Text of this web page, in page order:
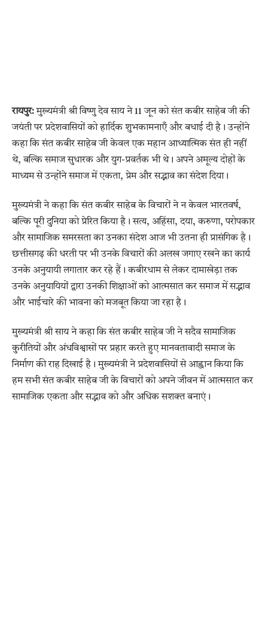
रायपुर:मुख्यमंत्री श्री विष्णु देव साय ने 11 जून को संत कबीर साहेब जी की
जयंती पर प्रदेशवासियों को हार्दिक शुभकामनाएँ और बधाई दी है। उन्होंने
कहा कि संत कबीर साहेब जी केवल एक महान आध्यात्मिक संत ही नहीं
थे, बल्कि समाज सुधारक और युग-प्रवर्तक भी थे। अपने अमूल्य दोहों के
माध्यम से उन्होंने समाज में एकता, प्रेम और सद्भाव का संदेश दिया।
मुख्यमंत्री ने कहा कि संत कबीर साहेब के विचारों ने न केवल भारतवर्ष,
बल्कि पूरी दुनिया को प्रेरित किया है। सत्य, अहिंसा, दया, करुणा, परोपकार
और सामाजिक समरसता का उनका संदेश आज भी उतना ही प्रासंगिक है।
छत्तीसगढ़ की धरती पर भी उनके विचारों की अलख जगाए रखने का कार्य
उनके अनुयायी लगातार कर रहे हैं। कबीरधाम से लेकर दामाखेड़ा तक
उनके अनुयायियों द्वारा उनकी शिक्षाओं को आत्मसात कर समाज में सद्भाव
और भाईचारे की भावना को मजबूत किया जा रहा है।
मुख्यमंत्री श्री साय ने कहा कि संत कबीर साहेब जी ने सदैव सामाजिक
कुरीतियों और अंधविश्वासों पर प्रहार करते हुए मानवतावादी समाज के
निर्माण की राह दिखाई है। मुख्यमंत्री ने प्रदेशवासियों से आह्वान किया कि
हम सभी संत कबीर साहेब जी के विचारों को अपने जीवन में आत्मसात कर
सामाजिक एकता और सद्भाव को और अधिक सशक्त बनाएं।